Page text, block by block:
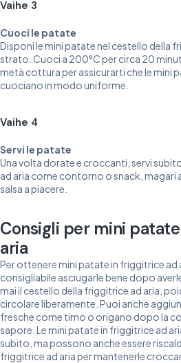
Vaihe 3
Cuoci le patate
Disponi le mini patate nel cestello della
strato. Cuoci a 200°C per circa 20
metà cottura per assicurarti che le mini
cuociano in modo uniforme.
Vaihe 4
Servi le patate
Una volta dorate e croccanti, servi
ad aria come contorno o snack,
salsa a piacere.
Consigli per mini
aria
Per ottenere mini patate in friggitrice ad
consigliabile asciugarle bene dopo
mai il cestello della friggitrice ad aria,
circolare liberamente. Puoi anche
fresche come timo o origano dopo la
sapore. Le mini patate in friggitrice ad
subito, ma possono anche essere
friggitrice ad aria per mantenerle